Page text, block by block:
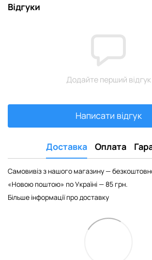
Відгуки
Додайте перший відгук
Написати відгук
Доставка Оплата
Самовивіз з нашого магазину —
«Новою поштою» по Україні — 85 грн.
Більше інформації про доставку